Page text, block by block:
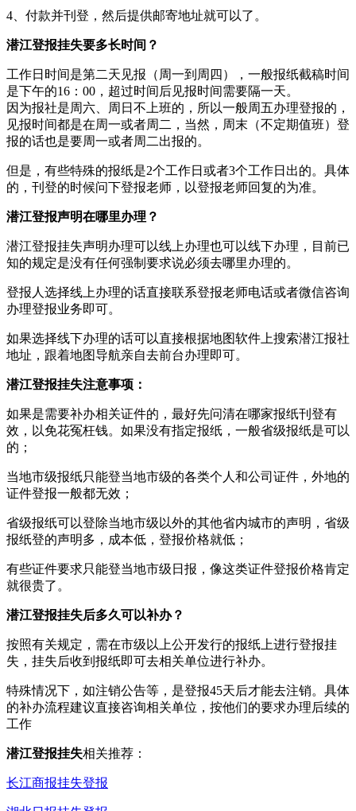
4、付款并刊登，然后提供邮寄地址就可以了。
潜江登报挂失要多长时间？
工作日时间是第二天见报（周一到周四），一般报纸截稿时间
是下午的16：00，超过时间后见报时间需要隔一天。
因为报社是周六、周日不上班的，所以一般周五办理登报的，
见报时间都是在周一或者周二，当然，周末（不定期值班）登
报的话也是要周一或者周二出报的。
但是，有些特殊的报纸是2个工作日或者3个工作日出的。具体
的，刊登的时候问下登报老师，以登报老师回复的为准。
潜江登报声明在哪里办理？
潜江登报挂失声明办理可以线上办理也可以线下办理，目前已
知的规定是没有任何强制要求说必须去哪里办理的。
登报人选择线上办理的话直接联系登报老师电话或者微信咨询
办理登报业务即可。
如果选择线下办理的话可以直接根据地图软件上搜索潜江报社
地址，跟着地图导航亲自去前台办理即可。
潜江登报挂失注意事项：
如果是需要补办相关证件的，最好先问清在哪家报纸刊登有
效，以免花冤枉钱。如果没有指定报纸，一般省级报纸是可以
的；
当地市级报纸只能登当地市级的各类个人和公司证件，外地的
证件登报一般都无效；
省级报纸可以登除当地市级以外的其他省内城市的声明，省级
报纸登的声明多，成本低，登报价格就低；
有些证件要求只能登当地市级日报，像这类证件登报价格肯定
就很贵了。
潜江登报挂失后多久可以补办？
按照有关规定，需在市级以上公开发行的报纸上进行登报挂
失，挂失后收到报纸即可去相关单位进行补办。
特殊情况下，如注销公告等，是登报45天后才能去注销。具体
的补办流程建议直接咨询相关单位，按他们的要求办理后续的
工作
潜江登报挂失相关推荐：
长江商报挂失登报